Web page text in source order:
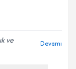
ve
Devamı